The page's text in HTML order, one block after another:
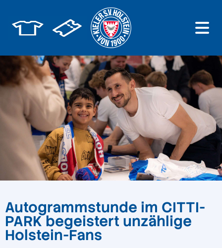
Autogrammstunde im CITTI-
PARK begeistert unzählige
Holstein-Fans